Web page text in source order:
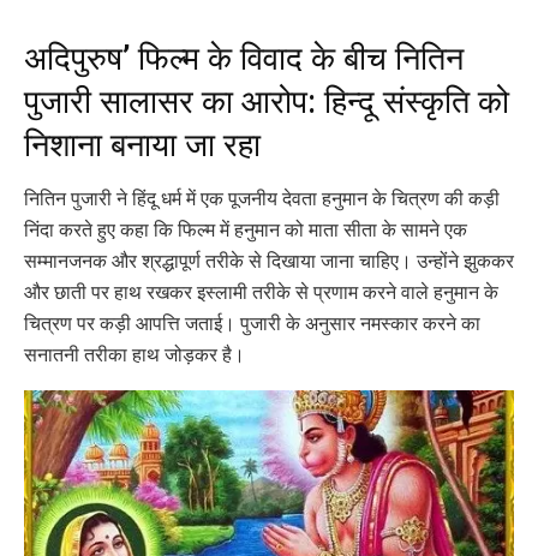
अदिपुरुष’ फिल्म के विवाद के बीच नितिन
पुजारी सालासर का आरोप: हिन्दू संस्कृति को
निशाना बनाया जा रहा
नितिन पुजारी ने हिंदू धर्म में एक पूजनीय देवता हनुमान के चित्रण की कड़ी
निंदा करते हुए कहा कि फिल्म में हनुमान को माता सीता के सामने एक
सम्मानजनक और श्रद्धापूर्ण तरीके से दिखाया जाना चाहिए। उन्होंने झुककर
और छाती पर हाथ रखकर इस्लामी तरीके से प्रणाम करने वाले हनुमान के
चित्रण पर कड़ी आपत्ति जताई। पुजारी के अनुसार नमस्कार करने का
सनातनी तरीका हाथ जोड़कर है।